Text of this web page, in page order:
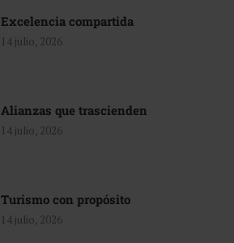
Excelencia compartida
14 julio, 2026
Alianzas que trascienden
14 julio, 2026
Turismo con propósito
14 julio, 2026